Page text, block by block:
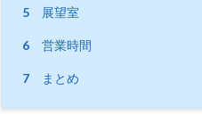
5 展望室
6 営業時間
7 まとめ